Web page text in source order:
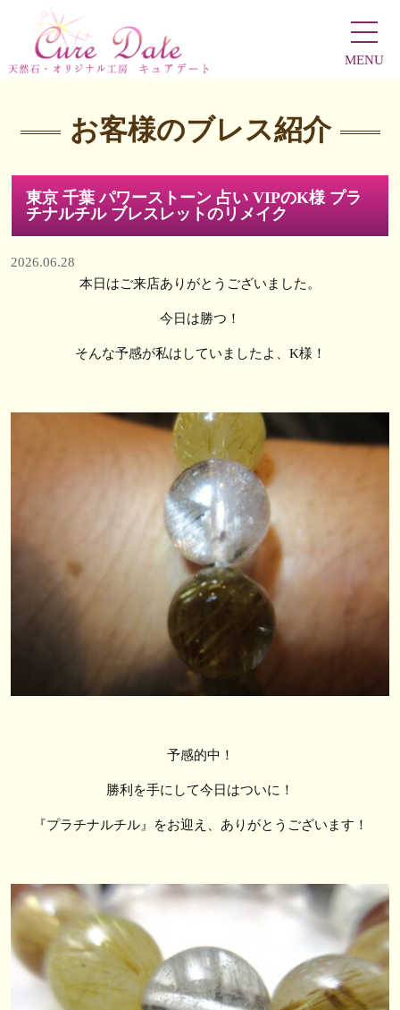
MENU
お客様のブレス紹介
東京 千葉 パワーストーン 占い VIPのK様 プラ
チナルチル ブレスレットのリメイク
2026.06.28
本日はご来店ありがとうございました。
今日は勝つ！
そんな予感が私はしていましたよ、K様！
予感的中！
勝利を手にして今日はついに！
『プラチナルチル』をお迎え、ありがとうございます！